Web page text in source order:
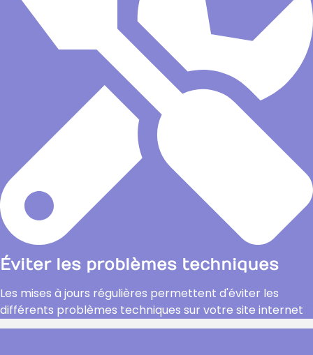
Éviter les problèmes techniques
Les mises à jours régulières permettent d'éviter les
différents problèmes techniques sur votre site internet